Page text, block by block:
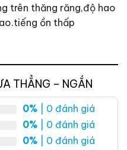
trên thăng răng,độ hao
ồn thấp
THẲNG – NGẮN
0% | 0 đánh giá
0% | 0 đánh giá
0% | 0 đánh giá